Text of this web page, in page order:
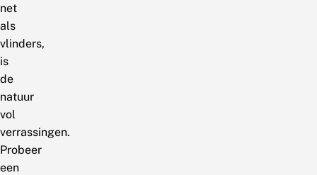
net
als
vlinders,
is
de
natuur
vol
verrassingen.
Probeer
een